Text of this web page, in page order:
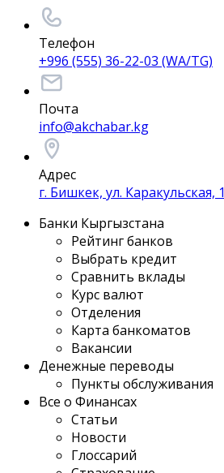
Телефон
+996 (555) 36-22-03 (WA/TG)
Почта
info@akchabar.kg
Адрес
г. Бишкек, ул. Каракульская, 1
Банки Кыргызстана
Рейтинг банков
Выбрать кредит
Сравнить вклады
Курс валют
Отделения
Карта банкоматов
Вакансии
Денежные переводы
Пункты обслуживания
Все о Финансах
Статьи
Новости
Глоссарий